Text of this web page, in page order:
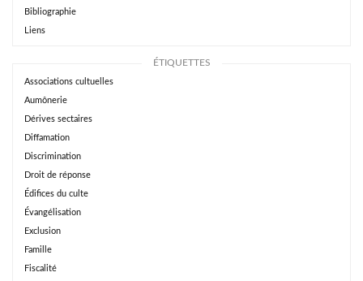
Bibliographie
Liens
ÉTIQUETTES
Associations cultuelles
Aumônerie
Dérives sectaires
Diffamation
Discrimination
Droit de réponse
Édifices du culte
Évangélisation
Exclusion
Famille
Fiscalité